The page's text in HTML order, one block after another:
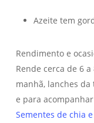
Azeite tem
Rendimento e
Rende cerca de 6
manhã, lanches
e para
Sementes de chia